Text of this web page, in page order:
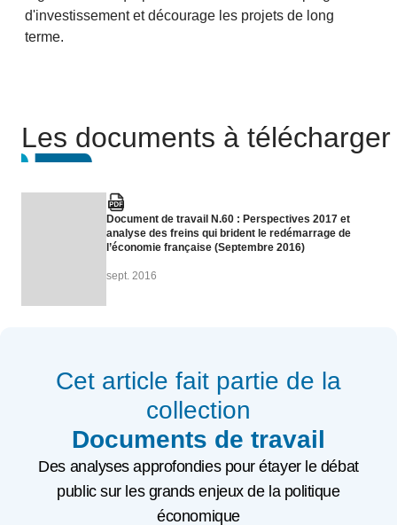
d'investissement et décourage les projets de long
terme.
Les documents à télécharger
Document de travail N.60 : Perspectives 2017 et
analyse des freins qui brident le redémarrage de
l’économie française (Septembre 2016)
sept. 2016
Cet article fait partie de la
collection
Documents de travail
Des analyses approfondies pour étayer le débat
public sur les grands enjeux de la politique
économique